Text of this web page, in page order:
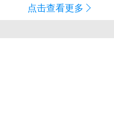
点击查看更多